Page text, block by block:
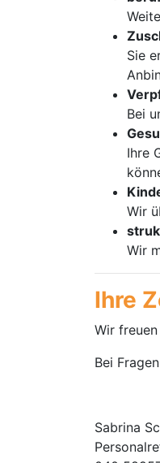
Sie
Bei
Ihre
Wir
Wir
Ihre
Wir
Bei
Sabrina